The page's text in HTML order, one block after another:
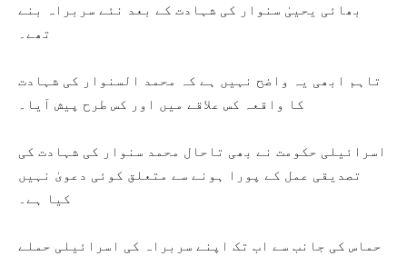
بھائی یحییٰ سنوار کی شہادت کے بعد نئے سربراہ بنے
تھے۔
تاہم ابھی یہ واضح نہیں ہے کہ محمد السنوار کی شہادت
کا واقعہ کس علاقے میں اور کس طرح پیش آیا۔
اسرائیلی حکومت نے بھی تاحال محمد سنوار کی شہادت کی
تصدیقی عمل کے پورا ہونے سے متعلق کوئی دعویٰ نہیں
کیا ہے۔
حماس کی جانب سے اب تک اپنے سربراہ کی اسرائیلی حملے